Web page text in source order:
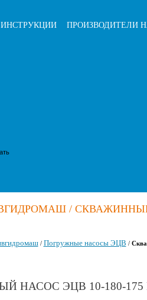
ИНСТРУКЦИИ ПРОИЗВОДИТЕЛИ
/
/ Погружные насосы ЭЦВ /
НАСОС ЭЦВ 10-180-175